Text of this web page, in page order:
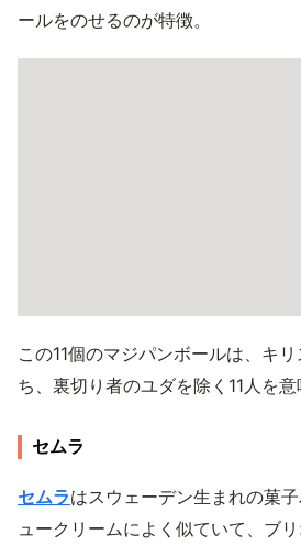
ールをのせるのが特徴。
この11個のマジパンボールは、キ
ち、裏切り者のユダを除く11人を意
セムラ
セムラはスウェーデン生まれの菓
ュークリームによく似ていて、ブ